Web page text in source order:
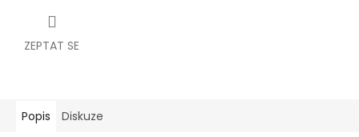
ZEPTAT SE
Popis Diskuze